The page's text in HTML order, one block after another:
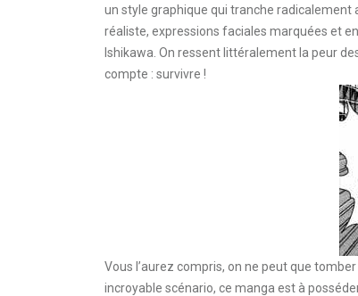
un style graphique qui tranche radicalement
réaliste, expressions faciales marquées et
Ishikawa. On ressent littéralement la peur
compte : survivre !
Vous l’aurez compris, on ne peut que
incroyable scénario, ce manga est à